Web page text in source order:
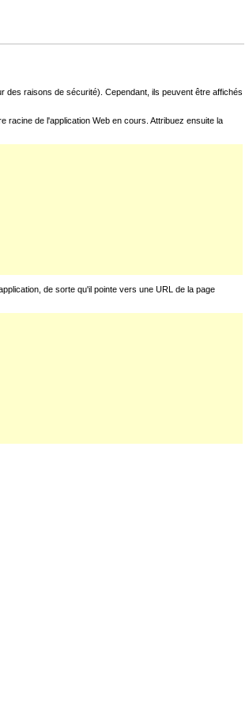
des raisons de sécurité). Cependant, ils peuvent être affichés
de l'application Web en cours. Attribuez ensuite la
de sorte qu'il pointe vers une URL de la page